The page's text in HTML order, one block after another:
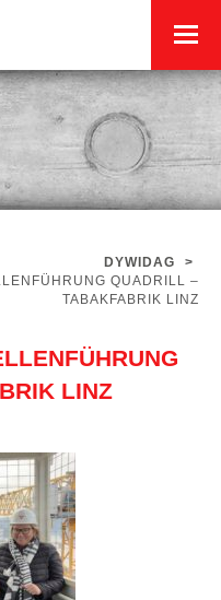
DYWIDAG
>
QUADRILL –
TABAKFABRIK LINZ
LINZ